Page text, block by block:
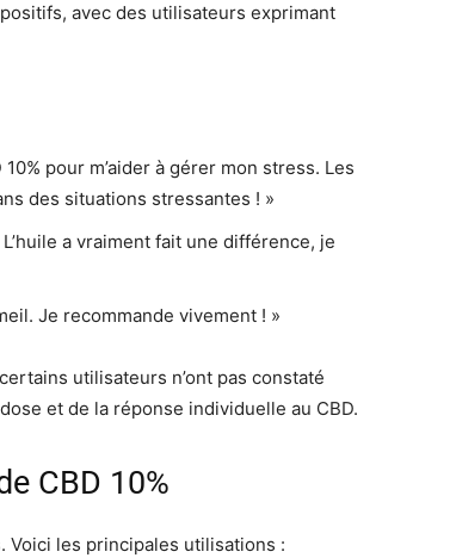
avec des utilisateurs exprimant
pour m’aider à gérer mon stress. Les
des situations stressantes ! »
a vraiment fait une différence, je
Je recommande vivement ! »
utilisateurs n’ont pas constaté
et de la réponse individuelle au CBD.
CBD 10%
les principales utilisations :